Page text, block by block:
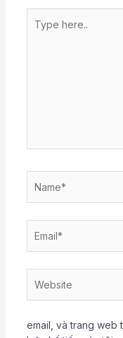
here..
email, và trang web